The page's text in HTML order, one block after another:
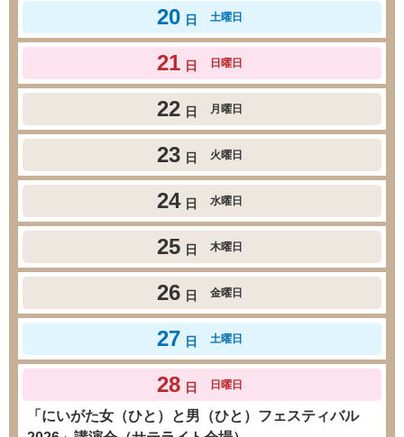
20 日 土曜日
21 日 日曜日
22 日 月曜日
23 日 火曜日
24 日 水曜日
25 日 木曜日
26 日 金曜日
27 日 土曜日
28 日 日曜日
「にいがた女（ひと）と男（ひと）フェスティバル